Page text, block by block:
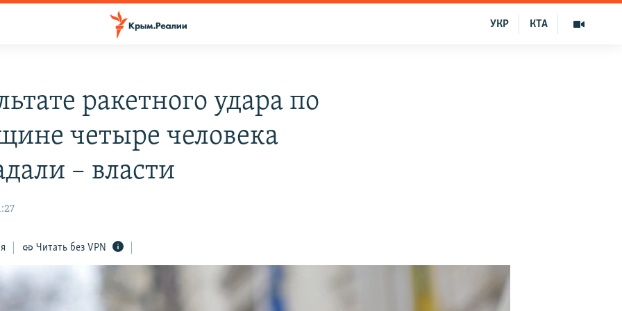
КТА
УКР
ракетного удара по
четыре человека
– власти
Читать без VPN